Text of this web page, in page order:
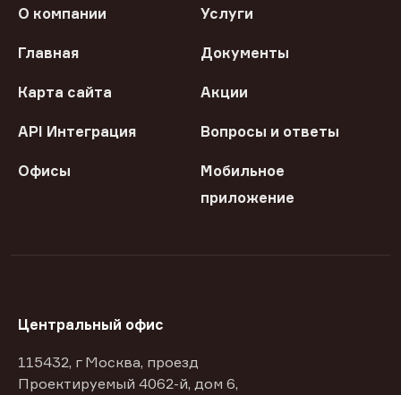
О компании Услуги
Главная Документы
Карта сайта Акции
API Интеграция Вопросы и ответы
Офисы
Мобильное
приложение
Центральный офис
115432, г Москва, проезд
Проектируемый 4062-й, дом 6,